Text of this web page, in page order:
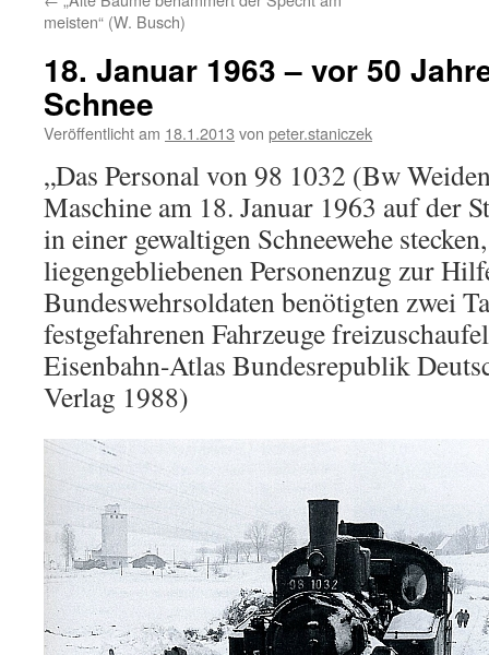
meisten“ (W. Busch)
18. Januar 1963 – vor 50
Schnee
Veröffentlicht am 18.1.2013 von peter.staniczek
„Das Personal von 98 1032 (Bw
Maschine am 18. Januar 1963 auf der
in einer gewaltigen Schneewehe
liegengebliebenen Personenzug zur
Bundeswehrsoldaten benötigten zwei
festgefahrenen Fahrzeuge
Eisenbahn-Atlas Bundesrepublik
Verlag 1988)